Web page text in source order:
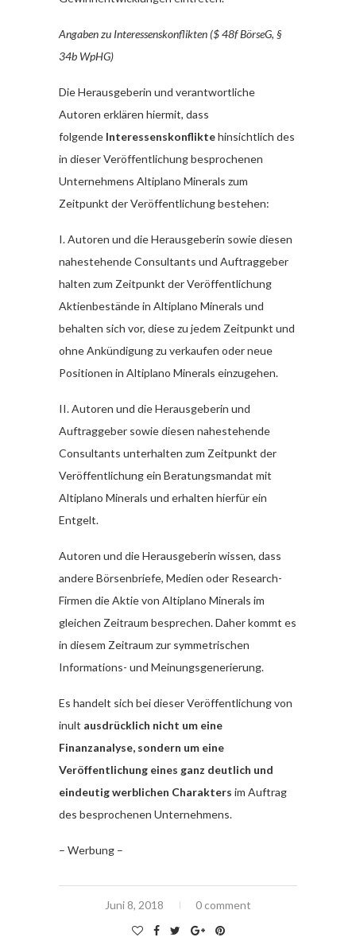
Angaben zu Interessenskonflikten ($ 48f BörseG, §
34b WpHG)
Die Herausgeberin und verantwortliche
Autoren erklären hiermit, dass
folgende Interessenskonfliktehinsichtlich des
in dieser Veröffentlichung besprochenen
Unternehmens Altiplano Minerals zum
Zeitpunkt der Veröffentlichung bestehen:
I. Autoren und die Herausgeberin sowie diesen
nahestehende Consultants und Auftraggeber
halten zum Zeitpunkt der Veröffentlichung
Aktienbestände in Altiplano Minerals und
behalten sich vor, diese zu jedem Zeitpunkt und
ohne Ankündigung zu verkaufen oder neue
Positionen in Altiplano Minerals einzugehen.
II. Autoren und die Herausgeberin und
Auftraggeber sowie diesen nahestehende
Consultants unterhalten zum Zeitpunkt der
Veröffentlichung ein Beratungsmandat mit
Altiplano Minerals und erhalten hierfür ein
Entgelt.
Autoren und die Herausgeberin wissen, dass
andere Börsenbriefe, Medien oder Research-
Firmen die Aktie von Altiplano Minerals im
gleichen Zeitraum besprechen. Daher kommt es
in diesem Zeitraum zur symmetrischen
Informations- und Meinungsgenerierung.
Es handelt sich bei dieser Veröffentlichung von
inult ausdrücklich nicht um eine
Finanzanalyse, sondern um eine
Veröffentlichung eines ganz deutlich und
eindeutig werblichen Charakters im Auftrag
des besprochenen Unternehmens.
– Werbung –
Juni 8, 2018 0 comment